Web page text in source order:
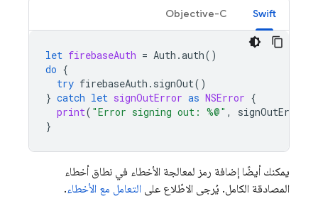
Swift
Objective-C
let firebaseAuth = Auth .auth()
do {
try firebaseAuth . signOut()
} catch let signOutError as NSError {
print( "Error signing out: %@" , signOutError
}
يمكنك أيضًا إضافة رمز لمعالجة الأخطاء في نطاق أخطاء
المصادقة الكامل. يُرجى الاطّلاع على التعامل مع الأخطاء.